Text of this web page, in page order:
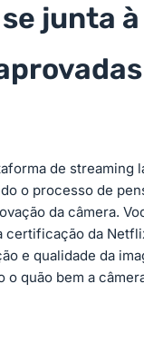
junta
de streaming
o processo de
da câmera.
certificação da
e qualidade da
o quão bem a